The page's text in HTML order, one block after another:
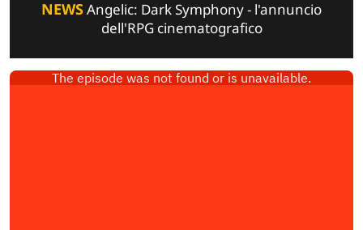
NEWSAngelic: Dark Symphony - l'annuncio
dell'RPG cinematografico